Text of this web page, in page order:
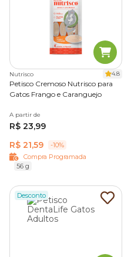
Nutrisco 4.8
Petisco Cremoso Nutrisco para
Gatos Frango e Caranguejo
A partir de
R$ 23,99
R$ 21,59
-10%
Compra Programada
56 g
Desconto